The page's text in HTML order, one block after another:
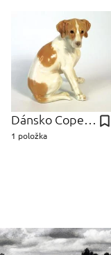
Dánsko Copenhagen,
1 položka